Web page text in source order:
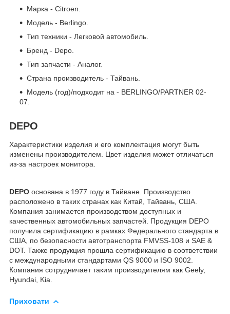
Марка - Citroen.
Модель - Berlingo.
Тип техники - Легковой автомобиль.
Бренд - Depo.
Тип запчасти - Аналог.
Страна производитель - Тайвань.
Модель (год)/подходит на - BERLINGO/PARTNER 02-
07.
DEPO
Характеристики изделия и его комплектация могут быть
изменены производителем. Цвет изделия может отличаться
из-за настроек монитора.
DEPO основана в 1977 году в Тайване. Производство
расположено в таких странах как Китай, Тайвань, США.
Компания занимается производством доступных и
качественных автомобильных запчастей. Продукция DEPO
получила сертификацию в рамках Федерального стандарта в
США, по безопасности автотранспорта FMVSS-108 и SAE &
DOT. Также продукция прошла сертификацию в соответствии
с международными стандартами QS 9000 и ISO 9002.
Компания сотрудничает таким производителям как Geely,
Hyundai, Kia.
Приховати